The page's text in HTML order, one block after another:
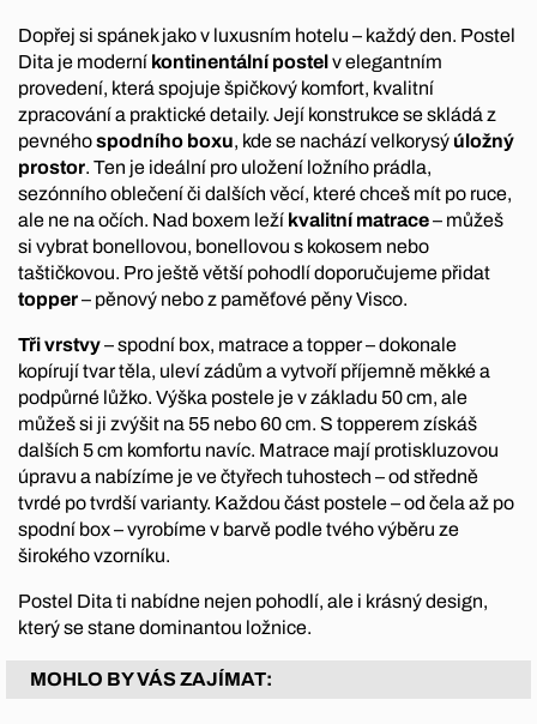
Dopřej si spánek jako v luxusním hotelu – každý den. Postel
Dita je moderní kontinentální postelv elegantním
provedení, která spojuje špičkový komfort, kvalitní
zpracování a praktické detaily. Její konstrukce se skládá z
pevnéhospodního boxu, kde se nachází velkorysý úložný
prostor. Ten je ideální pro uložení ložního prádla,
sezónního oblečení či dalších věcí, které chceš mít po ruce,
ale ne na očích. Nad boxem leží kvalitní matrace– můžeš
si vybrat bonellovou, bonellovou s kokosem nebo
taštičkovou. Pro ještě větší pohodlí doporučujeme přidat
topper– pěnový nebo z paměťové pěny Visco.
Tři vrstvy– spodní box, matrace a topper – dokonale
kopírují tvar těla, uleví zádům a vytvoří příjemně měkké a
podpůrné lůžko. Výška postele je v základu 50 cm, ale
můžeš si ji zvýšit na 55 nebo 60 cm. S topperem získáš
dalších 5 cm komfortu navíc. Matrace mají protiskluzovou
úpravu a nabízíme je ve čtyřech tuhostech – od středně
tvrdé po tvrdší varianty. Každou část postele – od čela až po
spodní box – vyrobíme v barvě podle tvého výběru ze
širokého vzorníku.
Postel Dita ti nabídne nejen pohodlí, ale i krásný design,
který se stane dominantou ložnice.
MOHLO BY VÁS ZAJÍMAT: